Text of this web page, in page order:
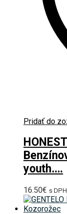
Pridať do
youth….
16.50€ s DPH